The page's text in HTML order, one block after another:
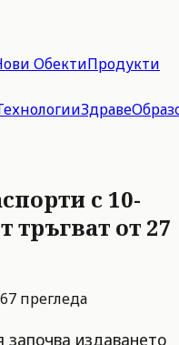
ОбектиПродукти
Здраве
с 10-
от 27
прегледа
започва издаването